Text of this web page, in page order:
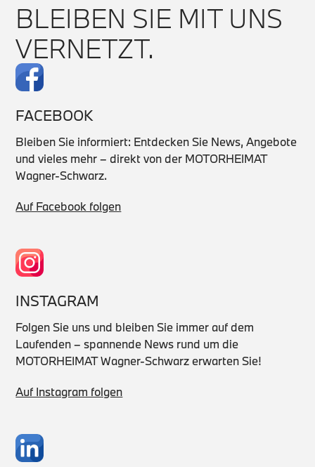
BLEIBEN SIE MIT UNS
VERNETZT.
FACEBOOK
Bleiben Sie informiert: Entdecken Sie News, Angebote
und vieles mehr – direkt von der MOTORHEIMAT
Wagner-Schwarz.
Auf Facebook folgen
INSTAGRAM
Folgen Sie uns und bleiben Sie immer auf dem
Laufenden – spannende News rund um die
MOTORHEIMAT Wagner-Schwarz erwarten Sie!
Auf Instagram folgen